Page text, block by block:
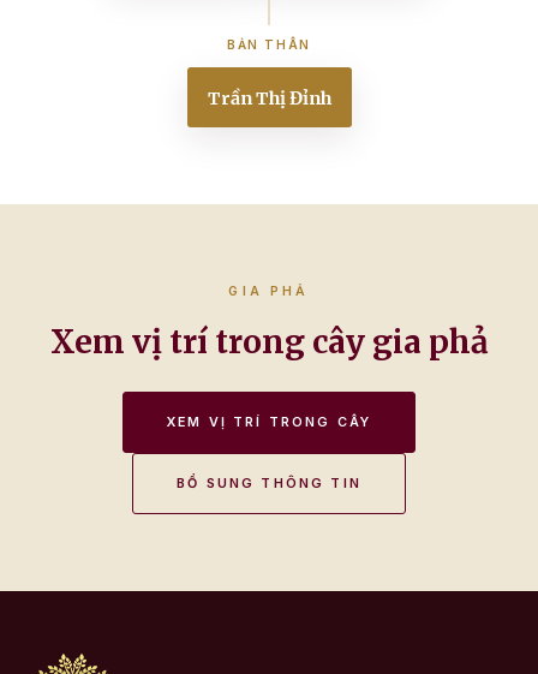
BẢN THÂN
Trần Thị Đỉnh
GIA PHẢ
Xem vị trí trong cây gia phả
XEM VỊ TRÍ TRONG CÂY
BỔ SUNG THÔNG TIN